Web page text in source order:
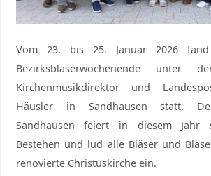
Vom 23. bis 25. Januar 2026
Bezirksbläserwochenende unter
Kirchenmusikdirektor und
Häusler in Sandhausen statt.
Sandhausen feiert in diesem Jahr
Bestehen und lud alle Bläser und
renovierte Christuskirche ein.